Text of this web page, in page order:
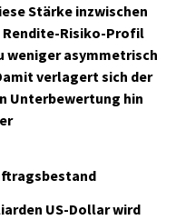
Stärke inzwischen
Rendite-Risiko-Profil
weniger asymmetrisch
verlagert sich der
Unterbewertung hin
US‑Dollar wird